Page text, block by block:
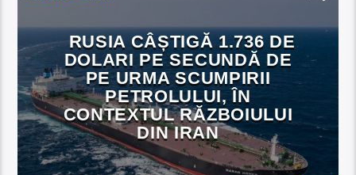
RUSIA CÂȘTIGĂ 1.736 DE
DOLARI PE SECUNDĂ DE
PE URMA SCUMPIRII
PETROLULUI, ÎN
CONTEXTUL RĂZBOIULUI
DIN IRAN